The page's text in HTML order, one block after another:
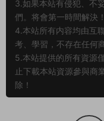
3.如果本站有侵犯、不
們。将會第一時間解決！
4.本站所有内容均由互
考、學習，不存在任何
5.本站提供的所有資源
止下載本站資源參與商
除！